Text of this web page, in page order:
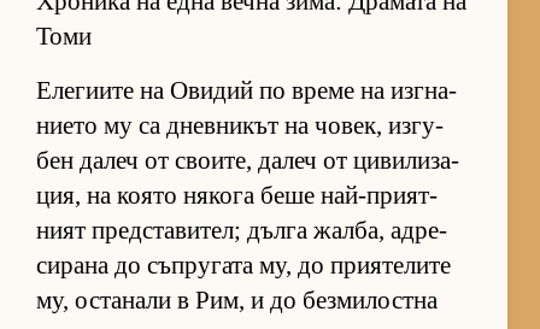
Томи
Еле­ги­ите на Ови­дий по време на из­г­на­
ни­ето му са днев­ни­кът на чо­век, из­гу­
бен да­леч от сво­и­те, да­леч от ци­ви­ли­за­
ция, на ко­ято ня­кога беше най-при­ят­
ният пред­с­та­ви­тел; дълга жал­ба, ад­ре­
си­рана до съп­ру­гата му, до при­я­те­лите
му, ос­та­нали в Рим, и до без­ми­лос­тна